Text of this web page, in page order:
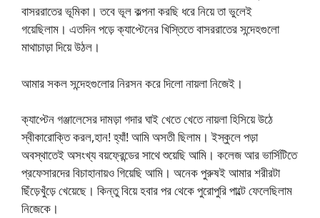
বাসররাতের ভূমিকা। তবে ভূল কল্পনা করছি ধরে নিয়ে তা ভুলেই
গয়েছিলাম। এতদিন পড়ে ক্যাপ্টেনের খিস্তিতে বাসররাতের সন্দেহগুলো
মাথাচাড়া দিয়ে উঠল।
আমার সকল সন্দেহগুলোর নিরসন করে দিলো নায়লা নিজেই।
ক্যাপ্টেন গঞ্জালেসের দামড়া গদার ঘাই খেতে খেতে নায়লা হিসিয়ে উঠে
স্বীকারোক্তি করল,হান! হ্যাঁ! আমি অসতী ছিলাম। ইস্কুলে পড়া
অবস্থাতেই অসংখ্য বয়ফ্রেন্ডের সাথে শুয়েছি আমি। কলেজ আর ভার্সিটিতে
প্রফেসারদের বিচাহানায়ও গিয়েছি আমি। অনেক পুরুষই আমার শরীরটা
ছিঁড়েখুঁড়ে খেয়েছে। কিন্তু বিয়ে হবার পর থেকে পুরোপুরি পাল্টে ফেলেছিলাম
নিজেকে।